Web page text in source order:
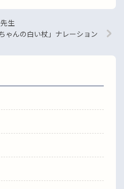
生
ゃんの白い杖」ナレーション